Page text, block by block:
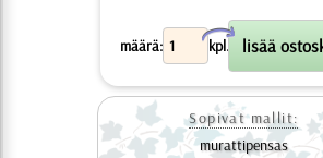
määrä: kpl.
X
Sopivat mallit:
murattipensas